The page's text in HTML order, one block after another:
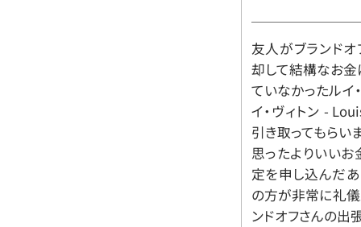
友人がブランド
却して結構なお金
ていなかったルイ
イ・ヴィトン -
引き取ってもらい
思ったよりいいお
定を申し込んだ
の方が非常に礼儀
ンドオフさんの出